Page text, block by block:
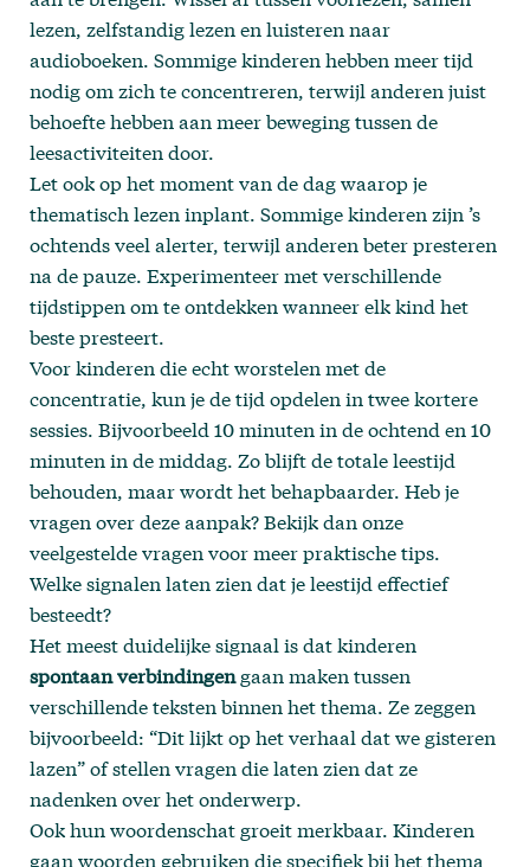
lezen, zelfstandig lezen en luisteren naar
audioboeken. Sommige kinderen hebben meer tijd
nodig om zich te concentreren, terwijl anderen juist
behoefte hebben aan meer beweging tussen de
leesactiviteiten door.
Let ook op het moment van de dag waarop je
thematisch lezen inplant. Sommige kinderen zijn ’s
ochtends veel alerter, terwijl anderen beter presteren
na de pauze. Experimenteer met verschillende
tijdstippen om te ontdekken wanneer elk kind het
beste presteert.
Voor kinderen die echt worstelen met de
concentratie, kun je de tijd opdelen in twee kortere
sessies. Bijvoorbeeld 10 minuten in de ochtend en 10
minuten in de middag. Zo blijft de totale leestijd
behouden, maar wordt het behapbaarder. Heb je
vragen over deze aanpak? Bekijk dan onze
veelgestelde vragen voor meer praktische tips.
Welke signalen laten zien dat je leestijd effectief
besteedt?
Het meest duidelijke signaal is dat kinderen
spontaan verbindingengaan maken tussen
verschillende teksten binnen het thema. Ze zeggen
bijvoorbeeld: “Dit lijkt op het verhaal dat we gisteren
lazen” of stellen vragen die laten zien dat ze
nadenken over het onderwerp.
Ook hun woordenschat groeit merkbaar. Kinderen
gaan woorden gebruiken die specifiek bij het thema